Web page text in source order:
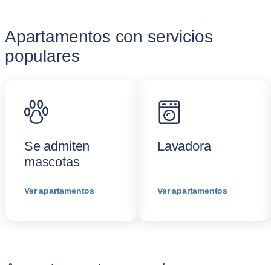
Apartamentos con servicios
populares
Se admiten
mascotas
Ver apartamentos
Lavadora
Ver apartamentos